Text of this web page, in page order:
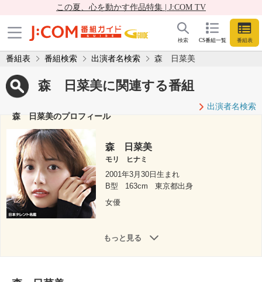
この夏、心を動かす作品特集 | J:COM TV
CS番組一覧 番組表
検索
番組表 番組検索 出演者名検索 森 日菜美
森 日菜美に関連する番組
出演者名検索
森 日菜美のプロフィール
森 日菜美
モリ ヒナミ
2001年3月30日生まれ
B型
163cm
東京都出身
女優
もっと見る